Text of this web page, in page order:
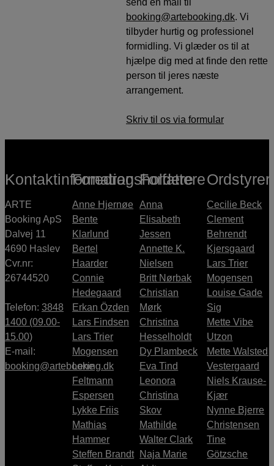
booking@artebooking.dk. Vi
tilbyder hurtig og professionel
formidling. Vi glæder os til at
hjælpe dig med at finde den rette
person til jeres næste
arrangement.
Skriv til os via formular
Kontaktinformation
ARTE
Booking ApS
Dalvej 11
4690 Haslev
Cvr.nr:
26744520
Telefon: 3848
1400 (09.00-
15.00)
E-mail:
booking@artebooking.dk
Foredragsholdere
Anne Hjernøe
Bente
Klarlund
Bertel
Haarder
Connie
Hedegaard
Erkan Özden
Lars Findsen
Lars Trier
Mogensen
Lene
Feltmann
Espersen
Lykke Friis
Mathias
Hammer
Steffen Brandt
Forfattere
Anna
Elisabeth
Jessen
Annette K.
Nielsen
Britt Nørbak
Christian
Mørk
Christina
Hesselholdt
Dy Plambeck
Eva Tind
Leonora
Christina
Skov
Mathilde
Walter Clark
Naja Marie
Cecilie Beck
Clement
Behrendt
Kjersgaard
Lars Trier
Mogensen
Louise Gade
Sig
Mette Vibe
Utzon
Mette Walsted
Vestergaard
Niels Krause-
Kjær
Nynne Bjerre
Christensen
Tine
Götzsche